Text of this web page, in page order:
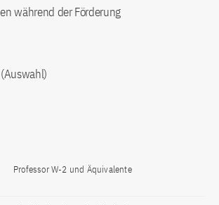
während der Förderung
Professor W-2 und Äquivalente